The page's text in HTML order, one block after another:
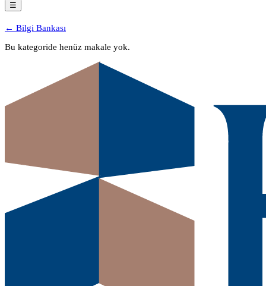
☰
← Bilgi Bankası
Bu kategoride henüz makale yok.